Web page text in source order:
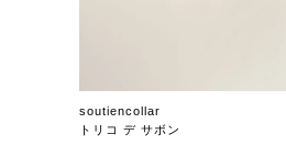
soutiencollar
トリコ デ サボン